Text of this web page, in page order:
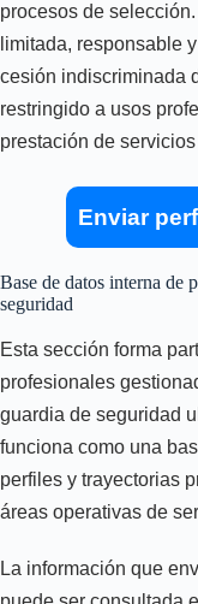
procesos de
limitada, responsable
cesión indiscriminada
restringido a usos
prestación de
Enviar
Base de datos interna de
seguridad
Esta sección forma
profesionales
guardia de seguridad
funciona como una
perfiles y trayectorias
áreas operativas de
La información que